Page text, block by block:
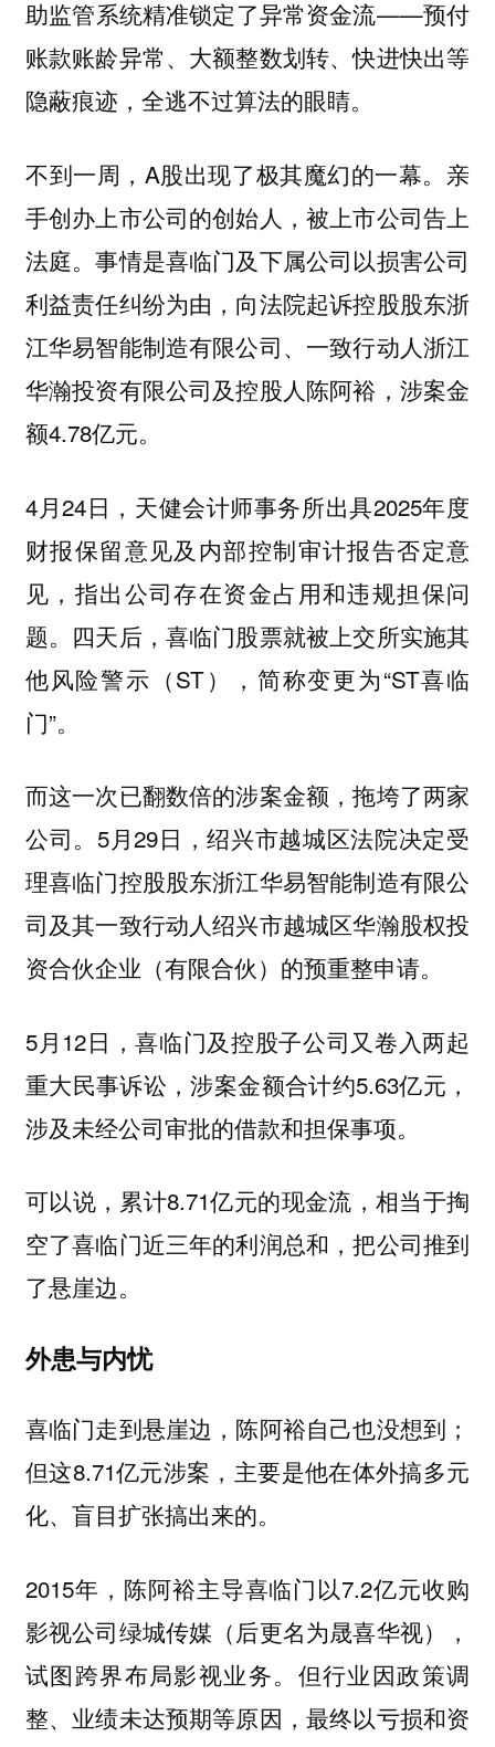
助监管系统精准锁定了异常资金流——预付
账款账龄异常、大额整数划转、快进快出等
隐蔽痕迹，全逃不过算法的眼睛。
不到一周，A股出现了极其魔幻的一幕。亲
手创办上市公司的创始人，被上市公司告上
法庭。事情是喜临门及下属公司以损害公司
利益责任纠纷为由，向法院起诉控股股东浙
江华易智能制造有限公司、一致行动人浙江
华瀚投资有限公司及控股人陈阿裕，涉案金
额4.78亿元。
4月24日，天健会计师事务所出具2025年度
财报保留意见及内部控制审计报告否定意
见，指出公司存在资金占用和违规担保问
题。四天后，喜临门股票就被上交所实施其
他风险警示（ST），简称变更为“ST喜临
门”。
而这一次已翻数倍的涉案金额，拖垮了两家
公司。5月29日，绍兴市越城区法院决定受
理喜临门控股股东浙江华易智能制造有限公
司及其一致行动人绍兴市越城区华瀚股权投
资合伙企业（有限合伙）的预重整申请。
5月12日，喜临门及控股子公司又卷入两起
重大民事诉讼，涉案金额合计约5.63亿元，
涉及未经公司审批的借款和担保事项。
可以说，累计8.71亿元的现金流，相当于掏
空了喜临门近三年的利润总和，把公司推到
了悬崖边。
外患与内忧
喜临门走到悬崖边，陈阿裕自己也没想到；
但这8.71亿元涉案，主要是他在体外搞多元
化、盲目扩张搞出来的。
2015年，陈阿裕主导喜临门以7.2亿元收购
影视公司绿城传媒（后更名为晟喜华视），
试图跨界布局影视业务。但行业因政策调
整、业绩未达预期等原因，最终以亏损和资